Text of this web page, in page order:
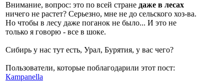
Внимание, вопрос: это по всей стране даже в лесах
ничего не растет? Серьезно, мне не до сельского хоз-ва.
Но чтобы в лесу даже поганок не было... И это не
только я говорю - все в шоке.
Сибирь у нас тут есть, Урал, Бурятия, у вас чего?
Пользователи, которые поблагодарили этот пост:
Кampanella